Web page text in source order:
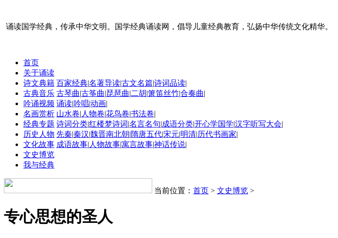
诵读国学经典，传承中华文明。国学经典诵读网，倡导儿童经典教育，弘扬中华传统文化精华。
首页
关于诵读
诗文典籍 百家经典|名著导读|古文名篇|诗词品读|
古典音乐 古琴曲|古筝曲|琵琶曲|二胡|箫笛丝竹|合奏曲|
吟诵视频 诵读|吟唱|动画|
名画赏析 山水卷| 人物卷|花鸟卷|书法卷|
经典专题 诗词分类|红楼梦诗词|名言名句|成语分类|开心学国学|汉字听写大会|
历史人物 先秦|秦汉|魏晋南北朝|隋唐五代|宋元|明清|历代书画家|
文化故事 成语故事| 人物故事|寓言故事|神话传说|
文史博览
我与经典
当前位置： 首页 > 文史博览 >
专心思想的圣人